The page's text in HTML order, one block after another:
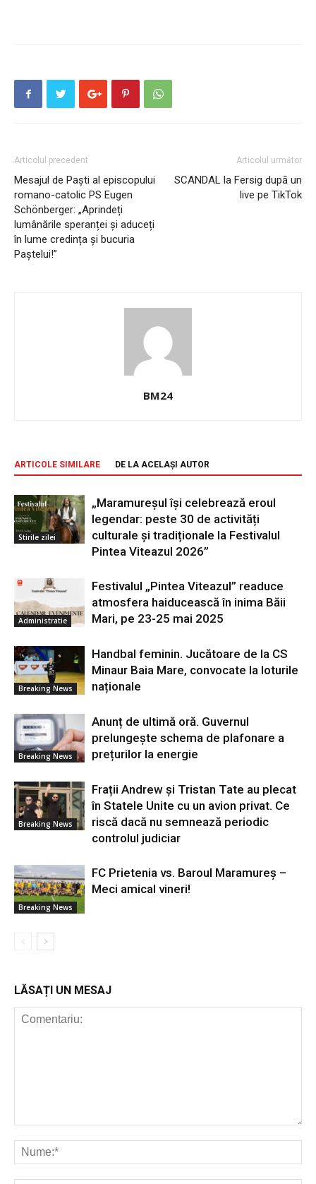
Articolul precedent
Mesajul de Paști al episcopului
romano-catolic PS Eugen
Schönberger: „Aprindeți
lumânările speranței și aduceți
în lume credința și bucuria
Paștelui!”
Articolul următor
SCANDAL la Fersig după un
live pe TikTok
BM24
ARTICOLE SIMILARE DE LA ACELAȘI AUTOR
Stirile zilei
„Maramureșul își celebrează eroul
legendar: peste 30 de activități
culturale și tradiționale la Festivalul
Pintea Viteazul 2026”
Administratie
Festivalul „Pintea Viteazul” readuce
atmosfera haiducească în inima Băii
Mari, pe 23-25 mai 2025
Breaking News
Handbal feminin. Jucătoare de la CS
Minaur Baia Mare, convocate la loturile
naționale
Breaking News
Anunț de ultimă oră. Guvernul
prelungește schema de plafonare a
prețurilor la energie
Breaking News
Frații Andrew și Tristan Tate au plecat
în Statele Unite cu un avion privat. Ce
riscă dacă nu semnează periodic
controlul judiciar
Breaking News
FC Prietenia vs. Baroul Maramureș –
Meci amical vineri!
LĂSAȚI UN MESAJ